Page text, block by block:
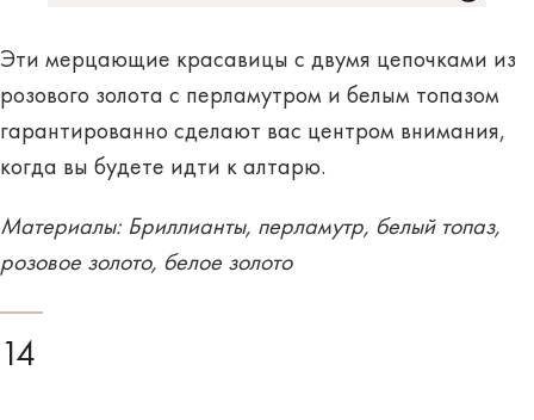
Эти мерцающие красавицы с двумя цепочками из
розового золота с перламутром и белым топазом
гарантированно сделают вас центром внимания,
когда вы будете идти к алтарю.
Материалы: Бриллианты, перламутр, белый топаз,
розовое золото, белое золото
14